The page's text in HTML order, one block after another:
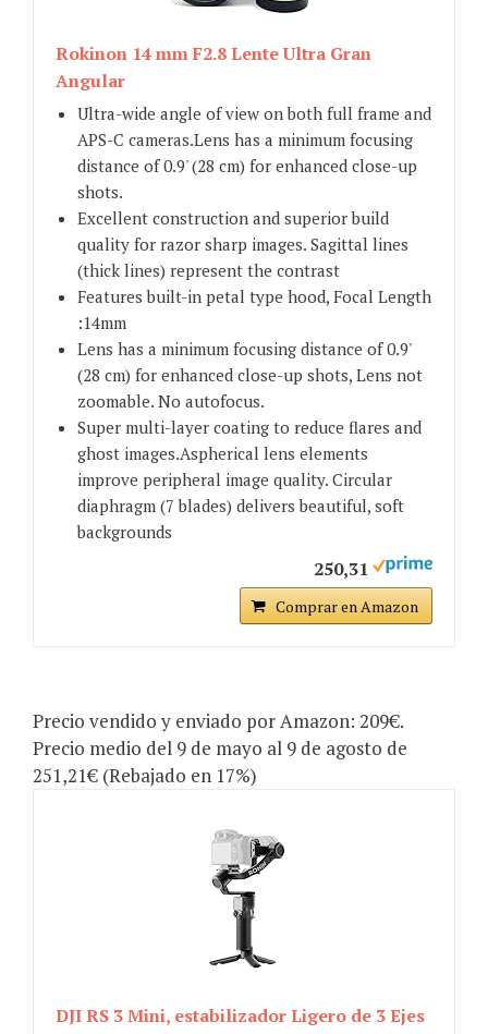
Rokinon 14 mm F2.8 Lente Ultra Gran
Angular
Ultra-wide angle of view on both full frame and
APS-C cameras.Lens has a minimum focusing
distance of 0.9' (28 cm) for enhanced close-up
shots.
Excellent construction and superior build
quality for razor sharp images. Sagittal lines
(thick lines) represent the contrast
Features built-in petal type hood, Focal Length
:14mm
Lens has a minimum focusing distance of 0.9'
(28 cm) for enhanced close-up shots, Lens not
zoomable. No autofocus.
Super multi-layer coating to reduce flares and
ghost images.Aspherical lens elements
improve peripheral image quality. Circular
diaphragm (7 blades) delivers beautiful, soft
backgrounds
250,31
Comprar en Amazon
Precio vendido y enviado por Amazon: 209€.
Precio medio del 9 de mayo al 9 de agosto de
251,21€ (Rebajado en 17%)
DJI RS 3 Mini, estabilizador Ligero de 3 Ejes